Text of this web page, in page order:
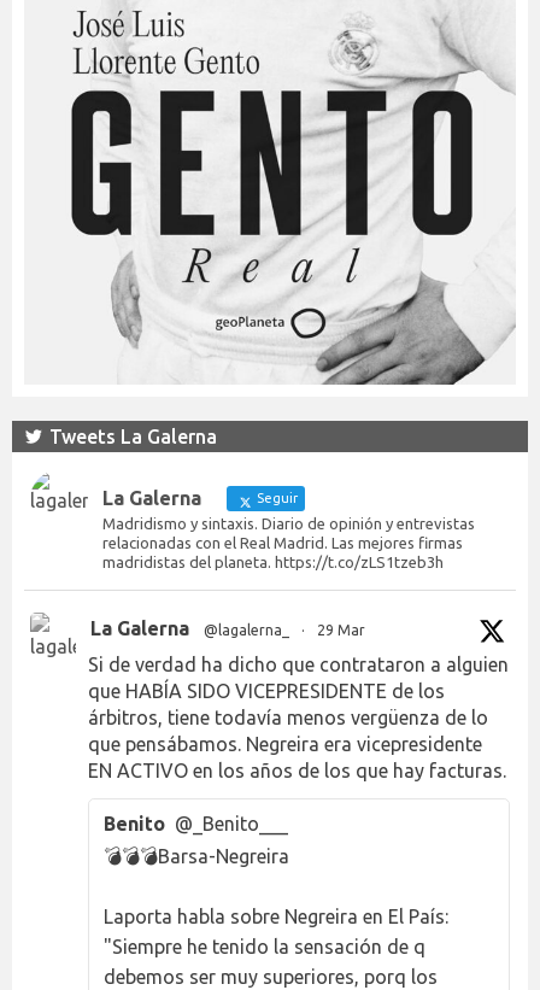
Tweets La Galerna
La Galerna Seguir
Madridismo y sintaxis. Diario de opinión y entrevistas
relacionadas con el Real Madrid. Las mejores firmas
madridistas del planeta. https://t.co/zLS1tzeb3h
La Galerna @lagalerna_ · 29 Mar
Si de verdad ha dicho que contrataron a alguien
que HABÍA SIDO VICEPRESIDENTE de los
árbitros, tiene todavía menos vergüenza de lo
que pensábamos. Negreira era vicepresidente
EN ACTIVO en los años de los que hay facturas.
Benito @_Benito___
💣💣💣Barsa-Negreira
Laporta habla sobre Negreira en El País:
"Siempre he tenido la sensación de q
debemos ser muy superiores, porq los